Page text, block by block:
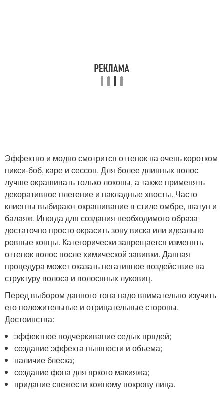
Эффектно и модно смотрится оттенок на очень коротком
пикси-боб, каре и сессон. Для более длинных волос
лучше окрашивать только локоны, а также применять
декоративное плетение и накладные хвосты. Часто
клиенты выбирают окрашивание в стиле омбре, шатун и
балаяж. Иногда для создания необходимого образа
достаточно просто окрасить зону виска или идеально
ровные концы. Категорически запрещается изменять
оттенок волос после химической завивки. Данная
процедура может оказать негативное воздействие на
структуру волоса и волосяных луковиц.
Перед выбором данного тона надо внимательно изучить
его положительные и отрицательные стороны.
Достоинства:
эффектное подчеркивание седых прядей;
создание эффекта пышности и объема;
наличие блеска;
создание фона для яркого макияжа;
придание свежести кожному покрову лица.